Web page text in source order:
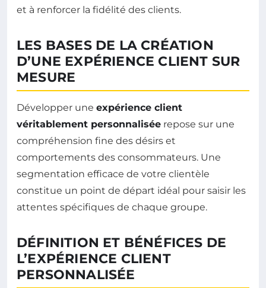
et à renforcer la fidélité des clients.
LES BASES DE LA CRÉATION
D’UNE EXPÉRIENCE CLIENT SUR
MESURE
Développer une expérience client
véritablement personnalisée repose sur une
compréhension fine des désirs et
comportements des consommateurs. Une
segmentation efficace de votre clientèle
constitue un point de départ idéal pour saisir les
attentes spécifiques de chaque groupe.
DÉFINITION ET BÉNÉFICES DE
L’EXPÉRIENCE CLIENT
PERSONNALISÉE